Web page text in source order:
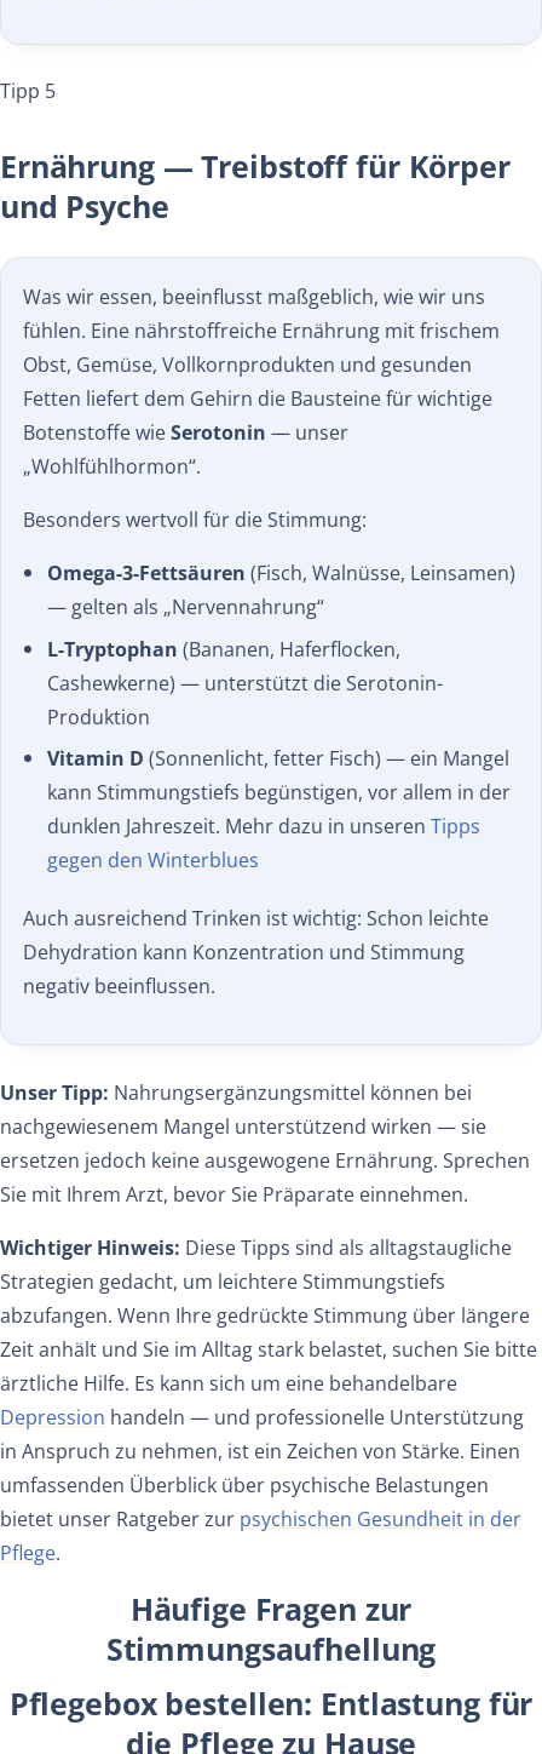
Tipp 5
Ernährung — Treibstoff für Körper
und Psyche
Was wir essen, beeinflusst maßgeblich, wie wir uns
fühlen. Eine nährstoffreiche Ernährung mit frischem
Obst, Gemüse, Vollkornprodukten und gesunden
Fetten liefert dem Gehirn die Bausteine für wichtige
Botenstoffe wieSerotonin — unser
„Wohlfühlhormon“.
Besonders wertvoll für die Stimmung:
Omega-3-Fettsäuren (Fisch, Walnüsse, Leinsamen)
— gelten als „Nervennahrung“
L-Tryptophan (Bananen, Haferflocken,
Cashewkerne) — unterstützt die Serotonin-
Produktion
Vitamin D (Sonnenlicht, fetter Fisch) — ein Mangel
kann Stimmungstiefs begünstigen, vor allem in der
dunklen Jahreszeit. Mehr dazu in unserenTipps
gegen den Winterblues
Auch ausreichend Trinken ist wichtig: Schon leichte
Dehydration kann Konzentration und Stimmung
negativ beeinflussen.
Unser Tipp: Nahrungsergänzungsmittel können bei
nachgewiesenem Mangel unterstützend wirken — sie
ersetzen jedoch keine ausgewogene Ernährung. Sprechen
Sie mit Ihrem Arzt, bevor Sie Präparate einnehmen.
Wichtiger Hinweis: Diese Tipps sind als alltagstaugliche
Strategien gedacht, um leichtere Stimmungstiefs
abzufangen. Wenn Ihre gedrückte Stimmung über längere
Zeit anhält und Sie im Alltag stark belastet, suchen Sie bitte
ärztliche Hilfe. Es kann sich um eine behandelbare
Depression handeln — und professionelle Unterstützung
in Anspruch zu nehmen, ist ein Zeichen von Stärke. Einen
umfassenden Überblick über psychische Belastungen
bietet unser Ratgeber zur psychischen Gesundheit in der
Pflege.
Häufige Fragen zur
Stimmungsaufhellung
Pflegebox bestellen: Entlastung für
die Pflege zu Hause